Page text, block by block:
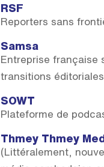
RSF
Reporters sans
Samsa
Entreprise française
transitions éditoriales.
SOWT
Plateforme de
Thmey Thmey
(Littéralement,